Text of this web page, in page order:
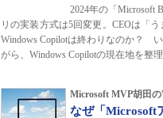
2024年の「Microsoft
リの実装方式は5回変更。CEOは「
Windows Copilotは終わりなのか？
がら、Windows Copilotの現在地を整理
Microsoft MVP胡田
なぜ「Microsoft